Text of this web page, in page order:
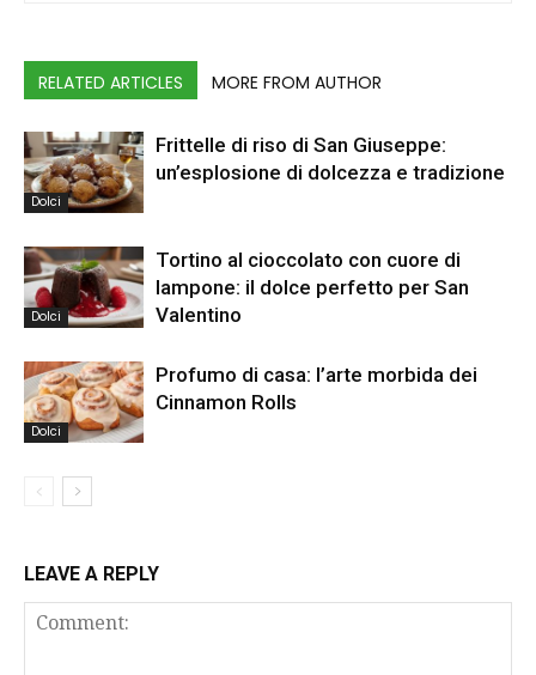
RELATED ARTICLES MORE FROM AUTHOR
Dolci
Frittelle di riso di San Giuseppe:
un’esplosione di dolcezza e tradizione
Dolci
Tortino al cioccolato con cuore di
lampone: il dolce perfetto per San
Valentino
Dolci
Profumo di casa: l’arte morbida dei
Cinnamon Rolls
LEAVE A REPLY